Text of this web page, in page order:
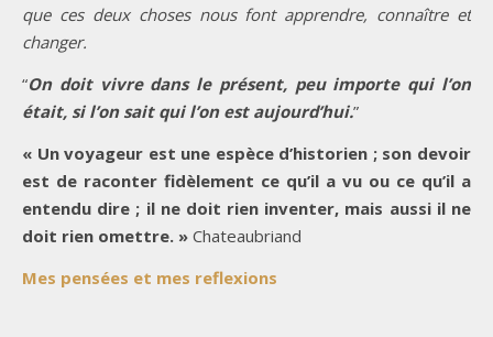
que ces deux choses nous font apprendre, connaître et
changer.
“On doit vivre dans le présent, peu importe qui l’on
était, si l’on sait qui l’on est aujourd’hui.”
« Un voyageur est une espèce d’historien ; son devoir
est de raconter fidèlement ce qu’il a vu ou ce qu’il a
entendu dire ; il ne doit rien inventer, mais aussi il ne
doit rien omettre. » Chateaubriand
Mes pensées et mes reflexions